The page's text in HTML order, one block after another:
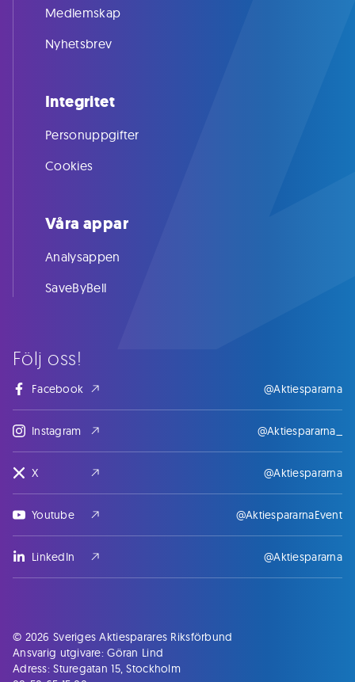
Följ oss!
Facebook @Aktiespararna
Instagram @Aktiespararna_
X @Aktiespararna
Youtube @AktiespararnaEvent
LinkedIn @Aktiespararna
Medlemskap
Nyhetsbrev
Integritet
Personuppgifter
Cookies
Våra appar
Analysappen
SaveByBell
© 2026 Sveriges Aktiesparares Riksförbund
Ansvarig utgivare: Göran Lind
Adress: Sturegatan 15, Stockholm